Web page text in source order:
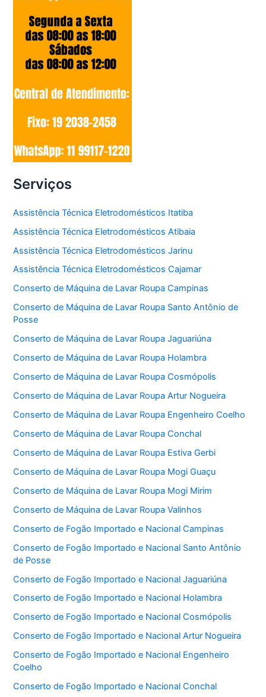
Serviços
Assistência Técnica Eletrodomésticos Itatiba
Assistência Técnica Eletrodomésticos Atibaia
Assistência Técnica Eletrodomésticos Jarinu
Assistência Técnica Eletrodomésticos Cajamar
Conserto de Máquina de Lavar Roupa Campinas
Conserto de Máquina de Lavar Roupa Santo Antônio de
Posse
Conserto de Máquina de Lavar Roupa Jaguariúna
Conserto de Máquina de Lavar Roupa Holambra
Conserto de Máquina de Lavar Roupa Cosmópolis
Conserto de Máquina de Lavar Roupa Artur Nogueira
Conserto de Máquina de Lavar Roupa Engenheiro Coelho
Conserto de Máquina de Lavar Roupa Conchal
Conserto de Máquina de Lavar Roupa Estiva Gerbi
Conserto de Máquina de Lavar Roupa Mogi Guaçu
Conserto de Máquina de Lavar Roupa Mogi Mirim
Conserto de Máquina de Lavar Roupa Valinhos
Conserto de Fogão Importado e Nacional Campinas
Conserto de Fogão Importado e Nacional Santo Antônio
de Posse
Conserto de Fogão Importado e Nacional Jaguariúna
Conserto de Fogão Importado e Nacional Holambra
Conserto de Fogão Importado e Nacional Cosmópolis
Conserto de Fogão Importado e Nacional Artur Nogueira
Conserto de Fogão Importado e Nacional Engenheiro
Coelho
Conserto de Fogão Importado e Nacional Conchal